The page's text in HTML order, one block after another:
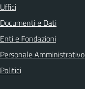
Uffici
Documenti e Dati
Enti e Fondazioni
Personale Amministrativo
Politici